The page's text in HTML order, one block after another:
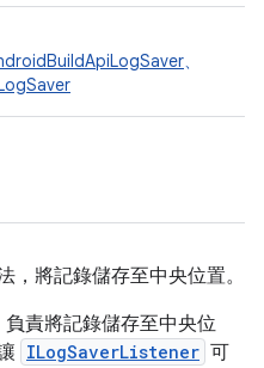
、
將記錄儲存至中央位置。
責將記錄儲存至中央位
ILogSaverListener 可